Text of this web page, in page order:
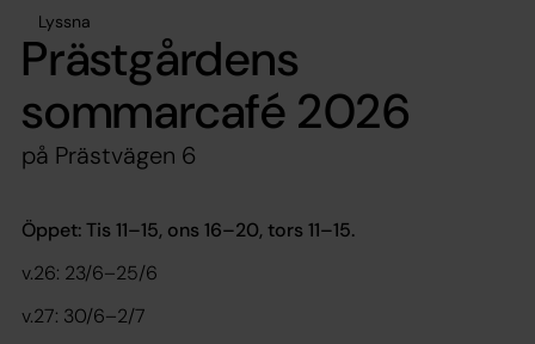
Lyssna
Prästgårdens
sommarcafé 2026
på Prästvägen 6
Öppet: Tis 11–15, ons 16–20, tors 11–15.
v.26: 23/6–25/6
v.27: 30/6–2/7